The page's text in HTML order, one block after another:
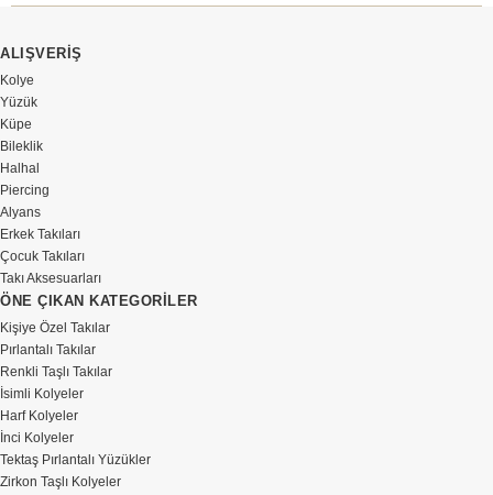
ALIŞVERİŞ
Kolye
Yüzük
Küpe
Bileklik
Halhal
Piercing
Alyans
Erkek Takıları
Çocuk Takıları
Takı Aksesuarları
ÖNE ÇIKAN KATEGORİLER
Kişiye Özel Takılar
Pırlantalı Takılar
Renkli Taşlı Takılar
İsimli Kolyeler
Harf Kolyeler
İnci Kolyeler
Tektaş Pırlantalı Yüzükler
Zirkon Taşlı Kolyeler